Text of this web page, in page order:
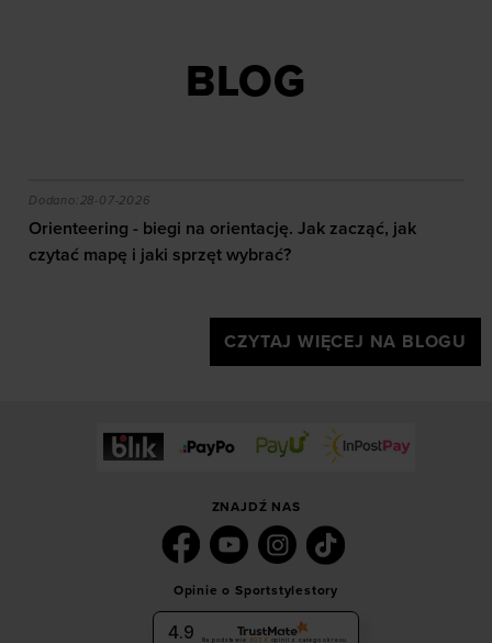
BLOG
efekty daje trening?
Orienteering - biegi na orientację. Jak zacząć, jak
Dodano:28-07-2026
Orienteering - biegi na orientację. Jak zacząć, jak
czytać mapę i jaki sprzęt wybrać?
CZYTAJ WIĘCEJ NA BLOGU
ZNAJDŹ NAS
Opinie o Sportstylestory
4.9 Na podstawie 6036 opinii z całego okresu